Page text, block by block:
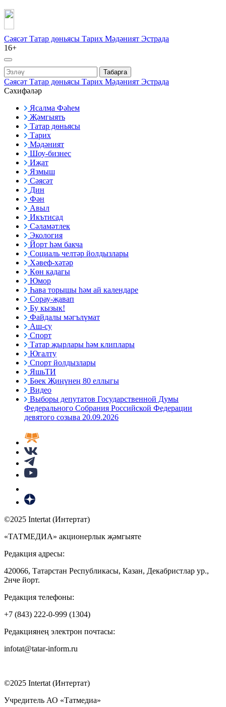
Сәясәт Татар дөньясы Тарих Мәдәният Эстрада
16+
Табарга
Сәясәт Татар дөньясы Тарих Мәдәният Эстрада
Сәхифәләр
Ясалма Фәһем
Җәмгыять
Татар дөньясы
Тарих
Мәдәният
Шоу-бизнес
Иҗат
Язмыш
Сәясәт
Дин
Фән
Авыл
Икътисад
Сәламәтлек
Экология
Йорт һәм бакча
Социаль челтәр йолдызлары
Хәвеф-хәтәр
Көн кадагы
Юмор
Һава торышы һәм ай календаре
Сорау-җавап
Бу кызык!
Файдалы мәгълүмат
Аш-су
Спорт
Татар җырлары һәм клиплары
Югалту
Спорт йолдызлары
ЯшьТИ
Бөек Җиңүнең 80 еллыгы
Видео
Выборы депутатов Государственной Думы
Федерального Собрания Российской Федерации
девятого созыва 20.09.2026
©2025 Intertat (Интертат)
«ТАТМЕДИА» акционерлык җәмгыяте
Редакция адресы:
420066, Татарстан Республикасы, Казан, Декабристлар ур.,
2нче йорт.
Редакция телефоны:
+7 (843) 222-0-999 (1304)
Редакциянең электрон почтасы:
infotat@tatar-inform.ru
©2025 Intertat (Интертат)
Учредитель АО «Татмедиа»